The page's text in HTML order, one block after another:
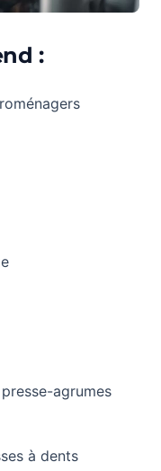
:
agrumes
à dents